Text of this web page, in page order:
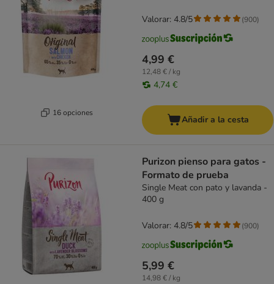
16 opciones
4,99 €
12,48 € / kg
4,74 €
Valorar: 4.8/5 (900)
Añadir a la cesta
Purizon pienso para gatos -
Formato de prueba
Single Meat con pato y lavanda -
400 g
5,99 €
14,98 € / kg
Valorar: 4.8/5 (900)